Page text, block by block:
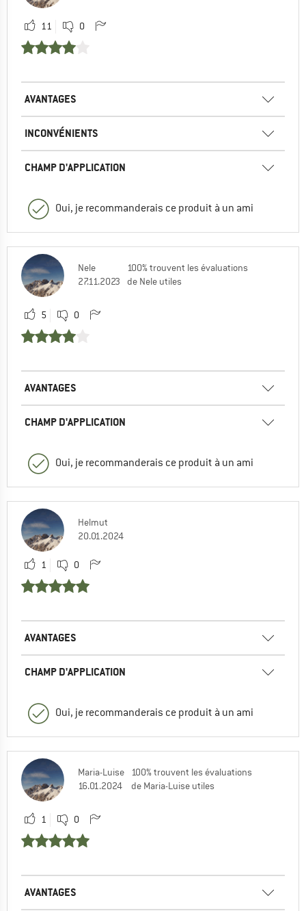
11 0
AVANTAGES
INCONVÉNIENTS
CHAMP D'APPLICATION
Oui, je recommanderais ce produit à un ami
Nele
27.11.2023
100% trouvent les évaluations
de Nele utiles
5 0
AVANTAGES
CHAMP D'APPLICATION
Oui, je recommanderais ce produit à un ami
Helmut
20.01.2024
1 0
AVANTAGES
CHAMP D'APPLICATION
Oui, je recommanderais ce produit à un ami
Maria-Luise
16.01.2024
100% trouvent les évaluations
de Maria-Luise utiles
1 0
AVANTAGES